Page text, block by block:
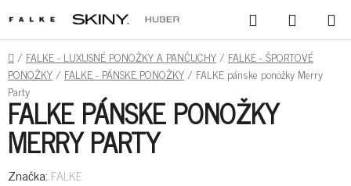
NA
OBSAH
HĽADAŤ
KOŠÍK
DOMOV
/ FALKE - LUXUSNÉ PONOŽKY A PANČUCHY/ FALKE - ŠPORTOVÉ
PONOŽKY/ FALKE - PÁNSKE PONOŽKY/ FALKE pánske ponožky Merry
Party
FALKE PÁNSKE PONOŽKY
MERRY PARTY
Značka: FALKE